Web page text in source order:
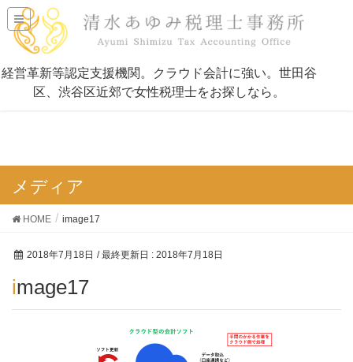
メディア
HOME image17
2018年7月18日 / 最終更新日 : 2018年7月18日
image17